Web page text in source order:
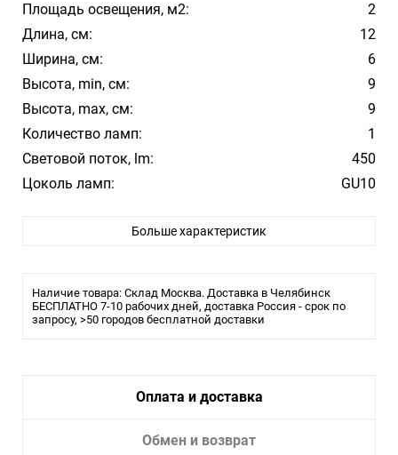
Площадь освещения, м2:
2
Длина, см:
12
Ширина, см:
6
Высота, min, см:
9
Высота, max, см:
9
Количество ламп:
1
Световой поток, lm:
450
Цоколь ламп:
GU10
Влагозащита:
Больше характеристик
Наличие товара: Склад Москва. Доставка в Челябинск
БЕСПЛАТНО 7-10 рабочих дней, доставка Россия - срок по
запросу, >50 городов бесплатной доставки
Оплата и доставка
Обмен и возврат